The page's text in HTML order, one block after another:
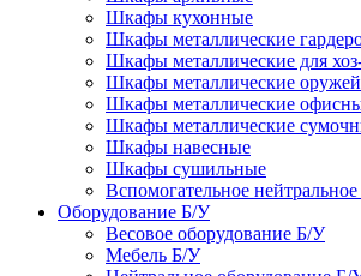
Шкафы кухонные
Шкафы металлические
Шкафы металлические для
Шкафы металлические
Шкафы металлические
Шкафы металлические
Шкафы навесные
Шкафы сушильные
Вспомогательное
Оборудование Б/У
Весовое оборудование Б/У
Мебель Б/У